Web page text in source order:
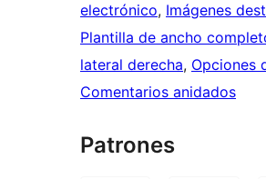
electrónico, Imágenes
Plantilla de ancho
lateral derecha, Opciones
Comentarios anidados
Patrones